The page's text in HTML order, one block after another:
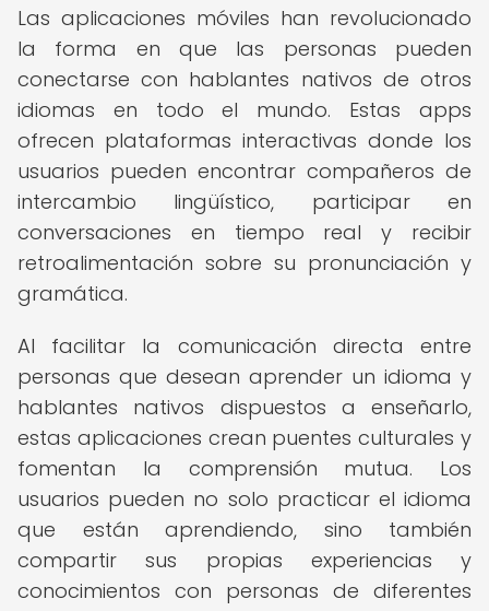
Las aplicaciones móviles han revolucionado
la forma en que las personas pueden
conectarse con hablantes nativos de otros
idiomas en todo el mundo. Estas apps
ofrecen plataformas interactivas donde los
usuarios pueden encontrar compañeros de
intercambio lingüístico, participar en
conversaciones en tiempo real y recibir
retroalimentación sobre su pronunciación y
gramática.
Al facilitar la comunicación directa entre
personas que desean aprender un idioma y
hablantes nativos dispuestos a enseñarlo,
estas aplicaciones crean puentes culturales y
fomentan la comprensión mutua. Los
usuarios pueden no solo practicar el idioma
que están aprendiendo, sino también
compartir sus propias experiencias y
conocimientos con personas de diferentes